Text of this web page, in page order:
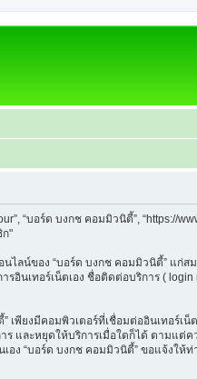
“บอร์ด บงกช คอมมิวนิตี้”,
ก"
นไลน์ของ “บอร์ด บงกช คอมมิวนิตี้”
อินเทอร์เน็ตเอง ชื่อติดต่อบริการ (
เพียงมีคอมพิวเตอร์ที่เชื่อมต่ออินเทอ
และหยุดให้บริการเมื่อใดก็ได้ ตาม
ง “บอร์ด บงกช คอมมิวนิตี้” ขอแจ้งใ